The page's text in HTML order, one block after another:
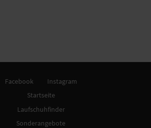
Facebook
Instagram
Startseite
Laufschuhfinder
Sonderangebote